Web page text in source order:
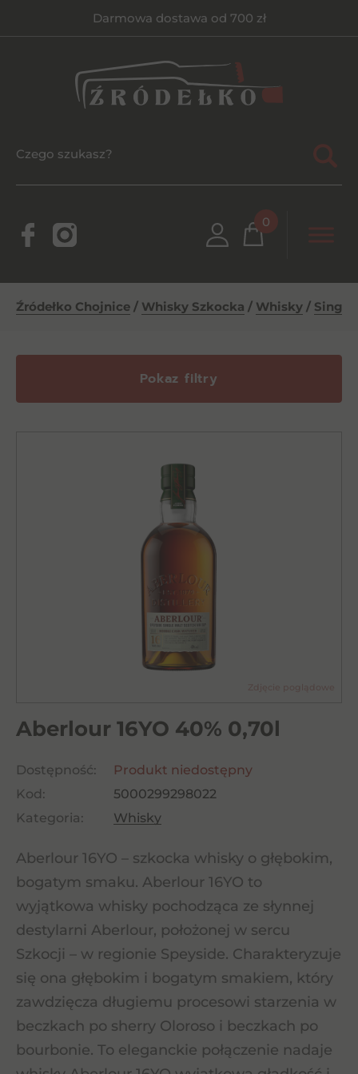
Darmowa dostawa od 700 zł
0
Źródełko Chojnice / Whisky Szkocka / Whisky / Single
Pokaz filtry
Aberlour 16YO 40% 0,70l
Dostępność:
Produkt niedostępny
Kod:
5000299298022
Kategoria:
Whisky
Aberlour 16YO – szkocka whisky o głębokim,
bogatym smaku. Aberlour 16YO to
wyjątkowa whisky pochodząca ze słynnej
destylarni Aberlour, położonej w sercu
Szkocji – w regionie Speyside. Charakteryzuje
się ona głębokim i bogatym smakiem, który
zawdzięcza długiemu procesowi starzenia w
beczkach po sherry Oloroso i beczkach po
bourbonie. To eleganckie połączenie nadaje